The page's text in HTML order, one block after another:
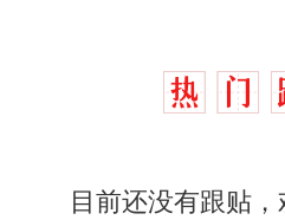
目前还没有跟贴